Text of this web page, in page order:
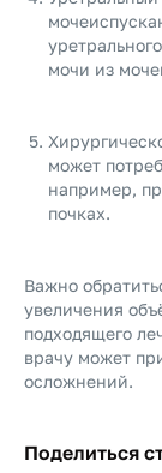
мочи из
может
например,
почках.
Важно
увеличения
подходящего
врачу может
осложнений.
Поделиться